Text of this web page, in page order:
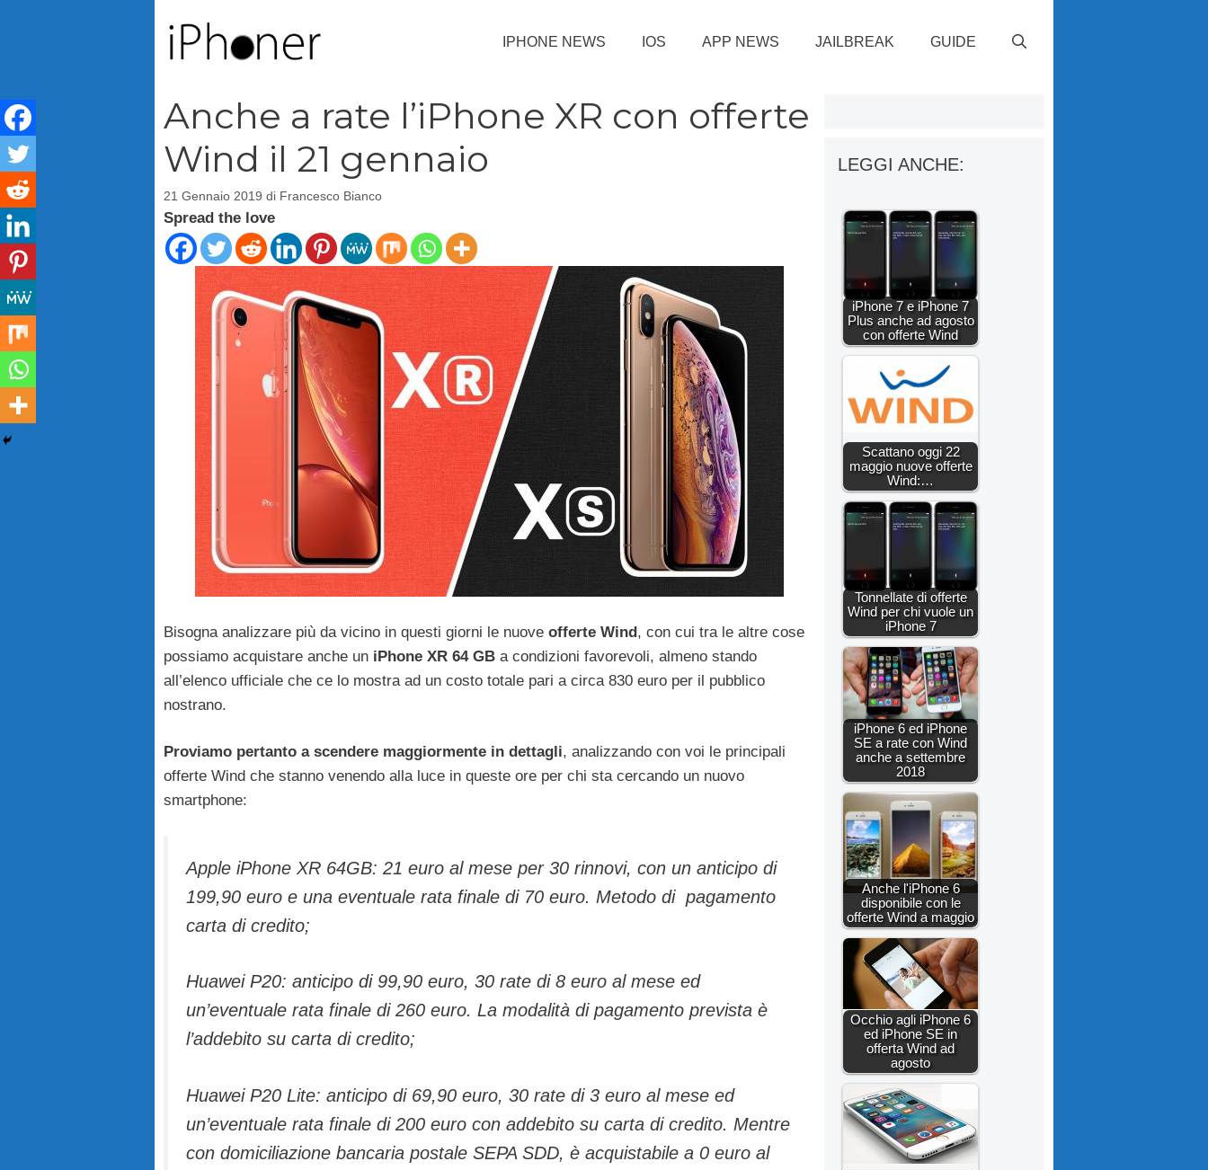
IPHONE NEWS IOS APP NEWS JAILBREAK GUIDE
Anche a rate l’iPhone XR con offerte
Wind il 21 gennaio
21 Gennaio 2019 di Francesco Bianco
Spread the love
Bisogna analizzare più da vicino in questi giorni le nuove offerte Wind, con cui tra le altre cose
possiamo acquistare anche un iPhone XR 64 GB a condizioni favorevoli, almeno stando
all’elenco ufficiale che ce lo mostra ad un costo totale pari a circa 830 euro per il pubblico
nostrano.
Proviamo pertanto a scendere maggiormente in dettagli, analizzando con voi le principali
offerte Wind che stanno venendo alla luce in queste ore per chi sta cercando un nuovo
smartphone:
Apple iPhone XR 64GB: 21 euro al mese per 30 rinnovi, con un anticipo di
199,90 euro e una eventuale rata finale di 70 euro. Metodo di pagamento
carta di credito;
Huawei P20: anticipo di 99,90 euro, 30 rate di 8 euro al mese ed
un’eventuale rata finale di 260 euro. La modalità di pagamento prevista è
l’addebito su carta di credito;
Huawei P20 Lite: anticipo di 69,90 euro, 30 rate di 3 euro al mese ed
un’eventuale rata finale di 200 euro con addebito su carta di credito. Mentre
con domiciliazione bancaria postale SEPA SDD, è acquistabile a 0 euro al
LEGGI ANCHE:
iPhone 7 e iPhone 7
Plus anche ad agosto
con offerte Wind
Scattano oggi 22
maggio nuove offerte
Wind:…
Tonnellate di offerte
Wind per chi vuole un
iPhone 7
iPhone 6 ed iPhone
SE a rate con Wind
anche a settembre
2018
Anche l'iPhone 6
disponibile con le
offerte Wind a maggio
Occhio agli iPhone 6
ed iPhone SE in
offerta Wind ad
agosto